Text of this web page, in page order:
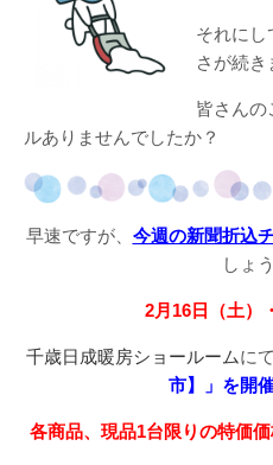
それにし
さが続き
皆さんの
ルありませんでしたか？
早速ですが、 今週の新聞折込
しょ
2月16日（土）
千歳日成暖房ショールームにて
市】」を開
各商品、現品1台限りの特価